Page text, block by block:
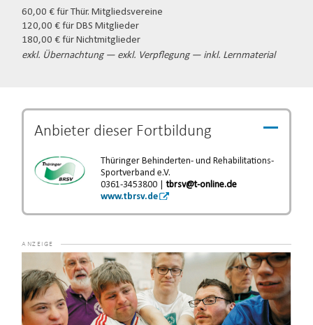
60,00 € für Thür. Mitgliedsvereine
120,00 € für DBS Mitglieder
180,00 € für Nichtmitglieder
exkl. Übernachtung — exkl. Verpflegung — inkl. Lernmaterial
Anbieter dieser Fortbildung
Thüringer Behinderten- und Rehabilitations-
Sportverband e.V.
0361-3453800 |tbrsv@t-online.de
www.tbrsv.de
Player